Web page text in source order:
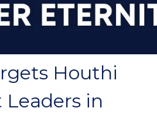
Houthi
Leaders in